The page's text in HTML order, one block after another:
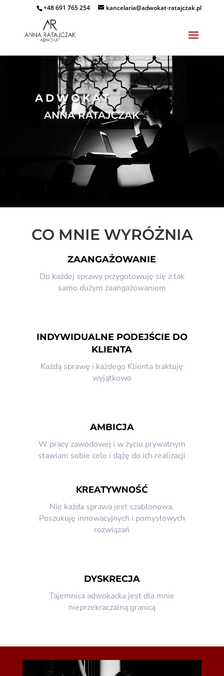
+48 691 765 254 kancelaria@adwokat-ratajczak.pl
ADWOKAT
ANNA RATAJCZAK
CO MNIE WYRÓŻNIA
ZAANGAŻOWANIE
Do każdej sprawy przygotowuję się z tak
samo dużym zaangażowaniem
INDYWIDUALNE PODEJŚCIE DO
KLIENTA
Każdą sprawę i każdego Klienta traktuję
wyjątkowo
AMBICJA
W pracy zawodowej i w życiu prywatnym
stawiam sobie cele i dążę do ich realizacji
KREATYWNOŚĆ
Nie każda sprawa jest szablonowa.
Poszukuję innowacyjnych i pomysłowych
rozwiązań
DYSKRECJA
Tajemnica adwokacka jest dla mnie
nieprzekraczalną granicą